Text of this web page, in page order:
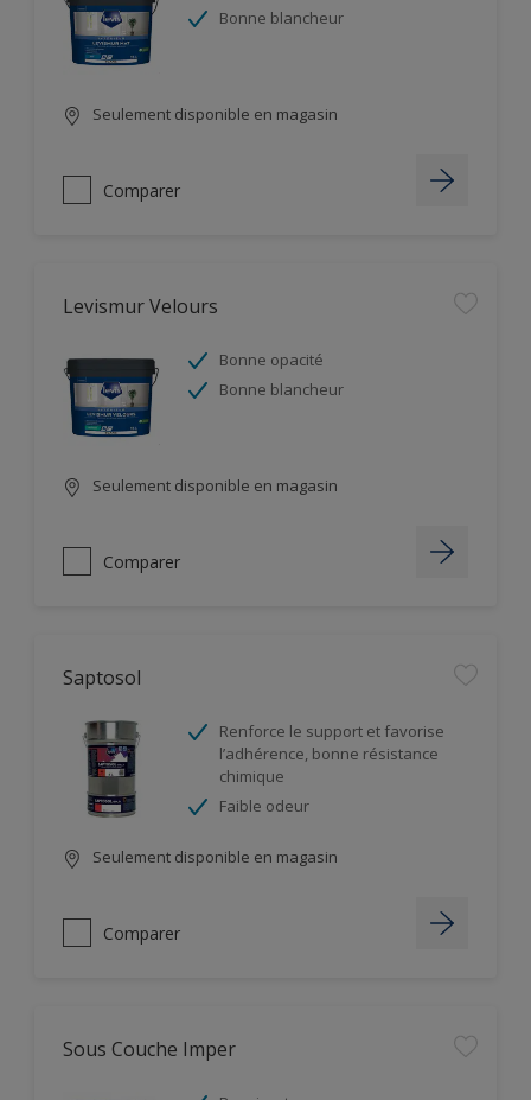
Bonne blancheur
Seulement disponible en magasin
Comparer
Levismur Velours
Bonne opacité
Bonne blancheur
Seulement disponible en magasin
Comparer
Saptosol
Renforce le support et favorise
l’adhérence, bonne résistance
chimique
Faible odeur
Seulement disponible en magasin
Comparer
Sous Couche Imper